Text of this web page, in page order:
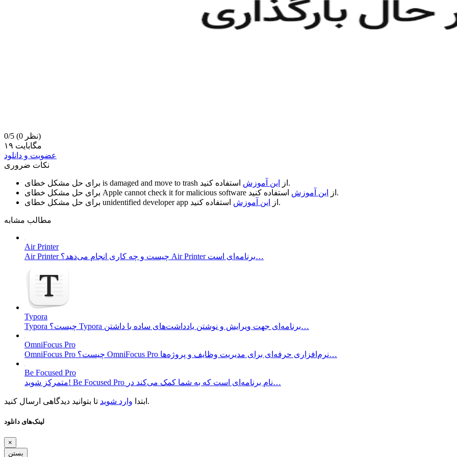
0/5
(0 نظر)
۱۹ مگابایت
عضویت و دانلود
نکات ضروری
is damaged and move to trash از این آموزش
استفاده کنید.
Apple cannot check it for malicious software از این آموزش
استفاده کنید.
unidentified developer app از این آموزش استفاده کنید.
مطالب مشابه
Air Printer
Air Printer چیست و چه کاری انجام می‌دهد؟ Air Printer برنامه‌ای است…
Typora
Typora چیست؟ Typora برنامه‌ای جهت ویرایش و نوشتن یادداشت‌های ساده با داشتن…
OmniFocus Pro
OmniFocus Pro چیست؟ OmniFocus Pro نرم‌افزاری حرفه‌ای برای مدیریت وظایف و پروژه‌ها…
Be Focused Pro
متمرکز شوید! Be Focused Pro نام برنامه‌ای است که به شما کمک می‌کند در…
ابتدا وارد شوید تا بتوانید دیدگاهی ارسال کنید.
لینک‌های دانلود
×
بستن